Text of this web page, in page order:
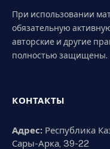
При использовании
обязательную
авторские и другие
полностью защищены.
КОНТАКТЫ
Адрес: Республика
Сары-Арка, 39-22